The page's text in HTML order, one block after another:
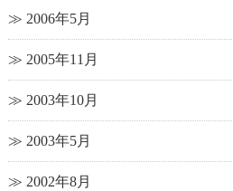
2006年5月
2005年11月
2003年10月
2003年5月
2002年8月